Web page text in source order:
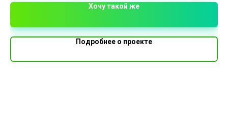
Хочу такой же
Подробнее о проекте